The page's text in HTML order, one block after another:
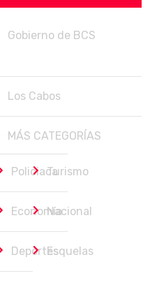
Gobierno de BCS
Los Cabos
MÁS CATEGORÍAS
PoliciacaTurismo
EconomíaNacional
DeportesEsquelas